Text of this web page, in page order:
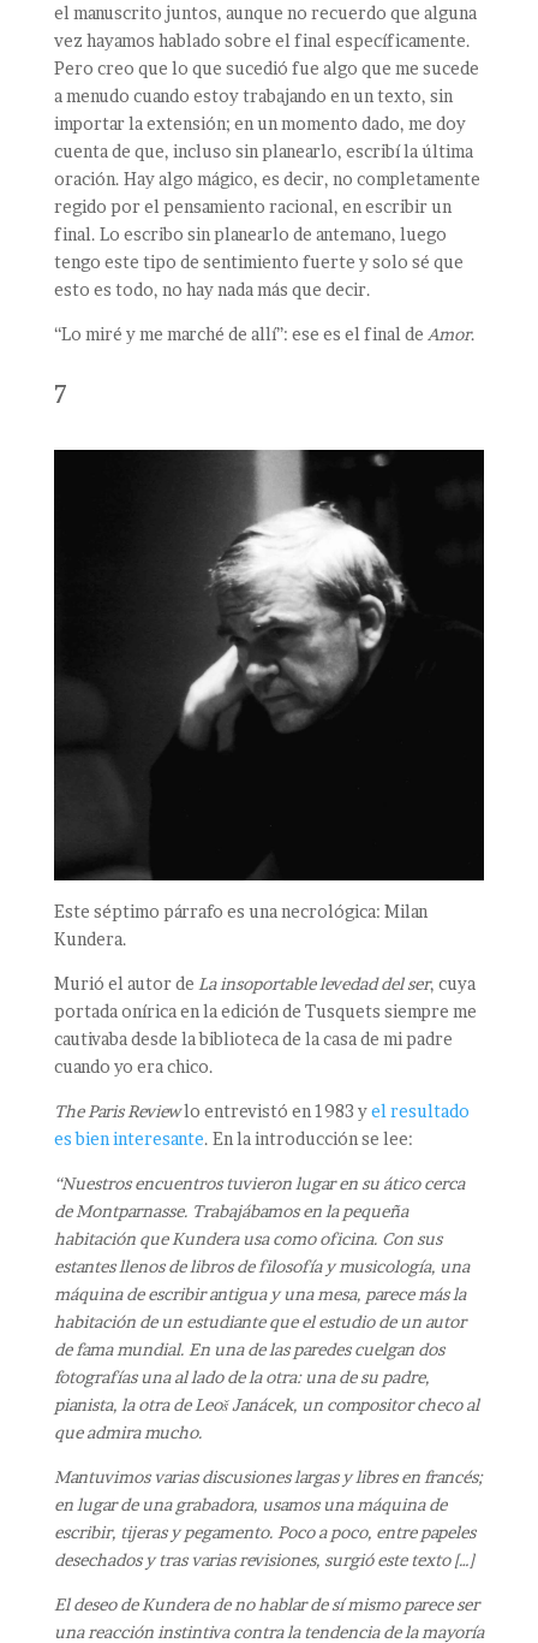
el manuscrito juntos, aunque no recuerdo que alguna
vez hayamos hablado sobre el final específicamente.
Pero creo que lo que sucedió fue algo que me sucede
a menudo cuando estoy trabajando en un texto, sin
importar la extensión; en un momento dado, me doy
cuenta de que, incluso sin planearlo, escribí la última
oración. Hay algo mágico, es decir, no completamente
regido por el pensamiento racional, en escribir un
final. Lo escribo sin planearlo de antemano, luego
tengo este tipo de sentimiento fuerte y solo sé que
esto es todo, no hay nada más que decir.
“Lo miré y me marché de allí”: ese es el final de Amor.
7
Este séptimo párrafo es una necrológica: Milan
Kundera.
Murió el autor de La insoportable levedad del ser, cuya
portada onírica en la edición de Tusquets siempre me
cautivaba desde la biblioteca de la casa de mi padre
cuando yo era chico.
The Paris Reviewlo entrevistó en 1983 yel resultado
es bien interesante. En la introducción se lee:
“Nuestros encuentros tuvieron lugar en su ático cerca
de Montparnasse. Trabajábamos en la pequeña
habitación que Kundera usa como oficina. Con sus
estantes llenos de libros de filosofía y musicología, una
máquina de escribir antigua y una mesa, parece más la
habitación de un estudiante que el estudio de un autor
de fama mundial. En una de las paredes cuelgan dos
fotografías una al lado de la otra: una de su padre,
pianista, la otra de Leoš Janácek, un compositor checo al
que admira mucho.
Mantuvimos varias discusiones largas y libres en francés;
en lugar de una grabadora, usamos una máquina de
escribir, tijeras y pegamento. Poco a poco, entre papeles
desechados y tras varias revisiones, surgió este texto […]
El deseo de Kundera de no hablar de sí mismo parece ser
una reacción instintiva contra la tendencia de la mayoría